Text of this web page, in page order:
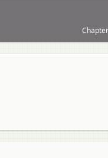
Chapter